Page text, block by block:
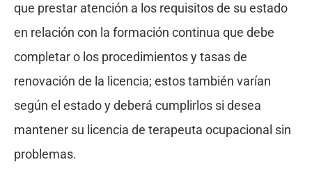
que prestar atención a los requisitos de su estado
en relación con la formación continua que debe
completar o los procedimientos y tasas de
renovación de la licencia; estos también varían
según el estado y deberá cumplirlos si desea
mantener su licencia de terapeuta ocupacional sin
problemas.